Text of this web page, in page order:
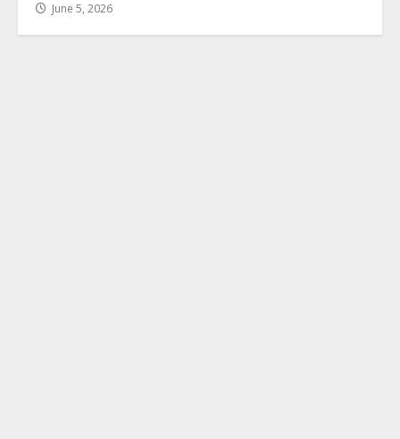
June 5, 2026